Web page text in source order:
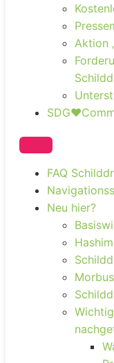
Aktion
FAQ
Neu hier?